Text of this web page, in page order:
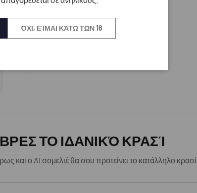
ΒΡΕΣ ΤΟ ΙΔΑΝΙΚΌ ΚΡΑΣΊ
και ο AI σομελιέ θα σου προτείνει το κατάλληλο κρασί
ΌΧΙ, ΕΊΜΑΙ ΚΆΤΩ ΤΩΝ 18